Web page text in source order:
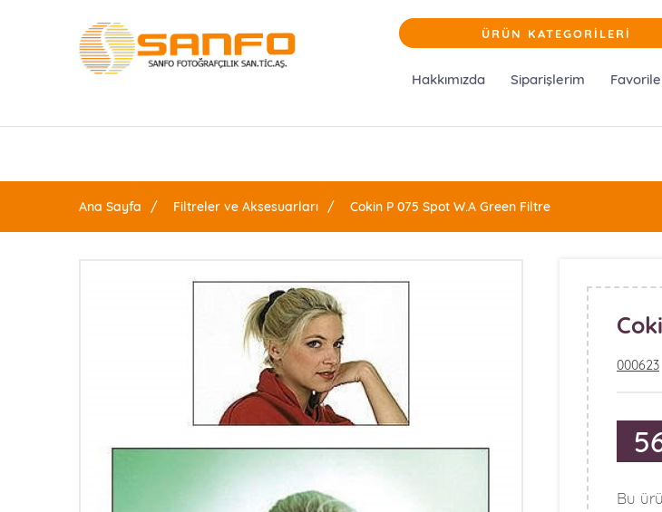
ÜRÜN KATEGORİLERİ
Hakkımızda Siparişlerim
Ana Sayfa Filtreler ve Aksesuarları Cokin P 075 Spot W.A Green Filtre
000623
Bu